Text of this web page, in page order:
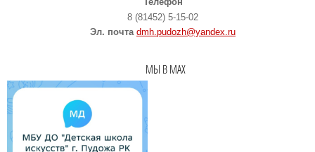
8 (81452) 5-15-02
Эл. почта dmh.pudozh@yandex.ru
МЫ В MAX